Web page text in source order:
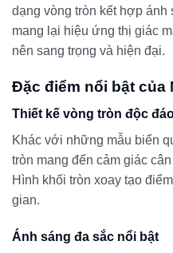
dạng vòng tròn kết hợp
mang lại hiệu ứng thị giác
nên sang trọng và hiện đại.
Đặc điểm nổi bật của
Thiết kế vòng tròn độc
Khác với những mẫu biển
tròn mang đến cảm giác
Hình khối tròn xoay tạo
gian.
Ánh sáng đa sắc nổi bật